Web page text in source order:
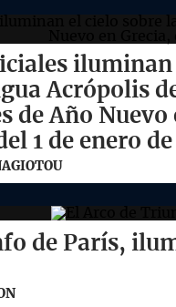
iluminan
Acrópolis
de Año Nuevo
1 de enero de
de París,